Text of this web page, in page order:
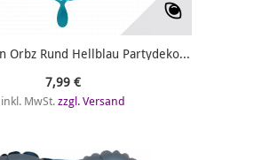
Orbz Rund Hellblau Partydeko...
7,99 €
inkl. MwSt.zzgl. Versand